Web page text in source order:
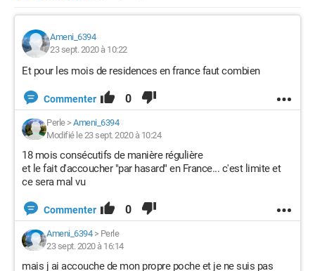
Ameni_6394
23 sept. 2020 à 10:22
Et pour les mois de residences en france faut combien
Commenter 0
Perle> Ameni_6394
Modifié le 23 sept. 2020 à 10:24
18 mois consécutifs de manière régulière
et le fait d'accoucher "par hasard" en France... c'est limite et
ce sera mal vu
Commenter 0
Ameni_6394> Perle
23 sept. 2020 à 16:14
mais j ai accouche de mon propre poche et je ne suis pas